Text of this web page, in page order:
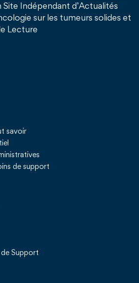
Site Indépendant d’Actualités
sur les tumeurs solides et
Lecture
savoir
de support
Support